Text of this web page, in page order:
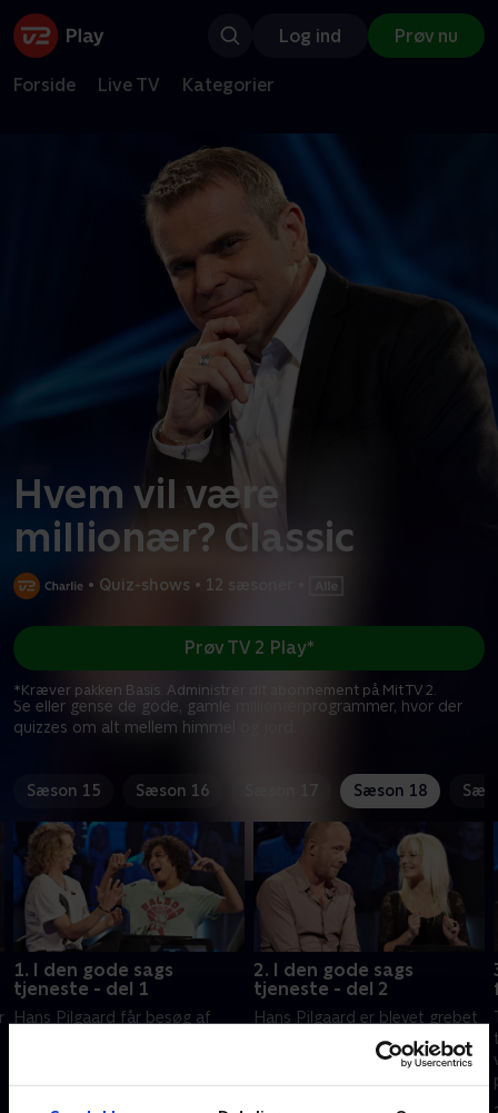
Log ind Prøv nu
Forside Live TV Kategorier
Hvem vil være
millionær? Classic
• Quiz-shows • 12 sæsoner
Se eller gense de gode, gamle millionærprogrammer, hvor der
quizzes om alt mellem himmel og jord.
Prøv TV 2 Play*
*Kræver pakken Basis. Administrer dit abonnement på Mit TV 2.
Sæson 15 Sæson 16 Sæson 17 Sæson 18
1. I den gode sags
tjeneste - del 1
Hans Pilgaard får besøg af
2. I den gode sags
tjeneste - del 2
Hans Pilgaard er blevet grebet
af julestemningen og har
inviteret Pernille Høier og